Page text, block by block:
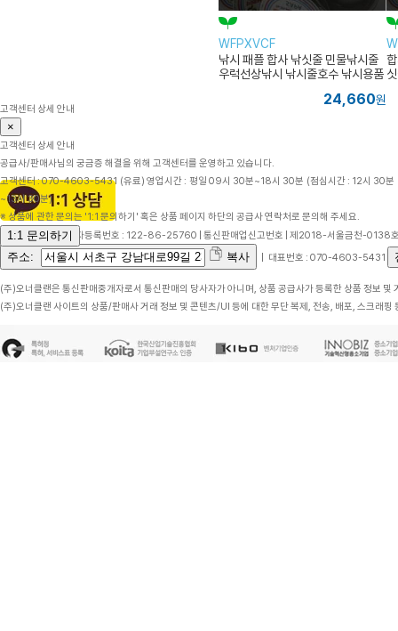
WFPXVCF
낚시 패플 합사 낚싯줄 민물낚시줄
우럭선상낚시 낚시줄호수 낚시용품
24,660원